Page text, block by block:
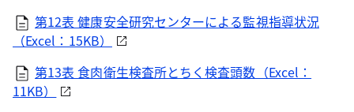
第12表 健康安全研究センターによる監視指導状況
（Excel：15KB）
第13表 食肉衛生検査所とちく検査頭数（Excel：
11KB）